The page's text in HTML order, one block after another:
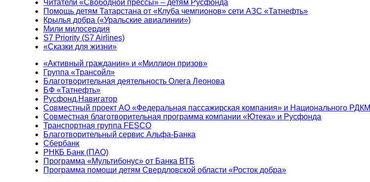
Читатели «Свободной прессы» – детям Русфонда
Помощь детям Татарстана от «Клуба чемпионов» сети АЗС «Татнефть»
Крылья добра («Уральские авиалинии»)
Мили милосердия
S7 Priority (S7 Airlines)
«Сказки для жизни»
«Активный гражданин» и «Миллион призов»
Группа «Трансойл»
Благотворительная деятельность Олега Леонова
БФ «Татнефть»
Русфонд.Навигатор
Совместный проект АО «Федеральная пассажирская компания» и Национального РДКМ
Совместная благотворительная программа компании «Ютека» и Русфонда
Транспортная группа FESCO
Благотворительный сервис Альфа-Банка
Сбербанк
РНКБ Банк (ПАО)
Программа «Мультибонус» от Банка ВТБ
Программа помощи детям Свердловской области «Росток добра»